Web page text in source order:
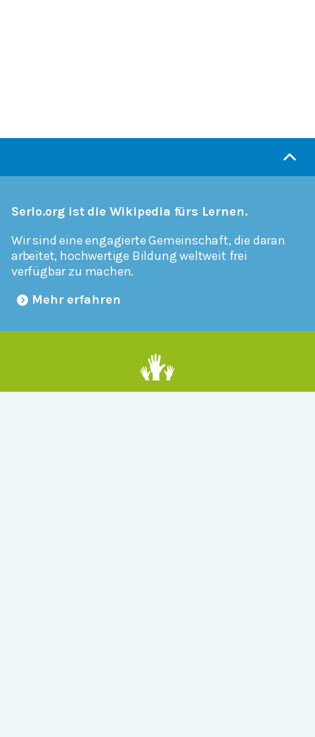
Serlo.org ist die Wikipedia fürs Lernen.
Wir sind eine engagierte Gemeinschaft, die daran
arbeitet, hochwertige Bildung weltweit frei
verfügbar zu machen.
Mehr erfahren
Mitmachen